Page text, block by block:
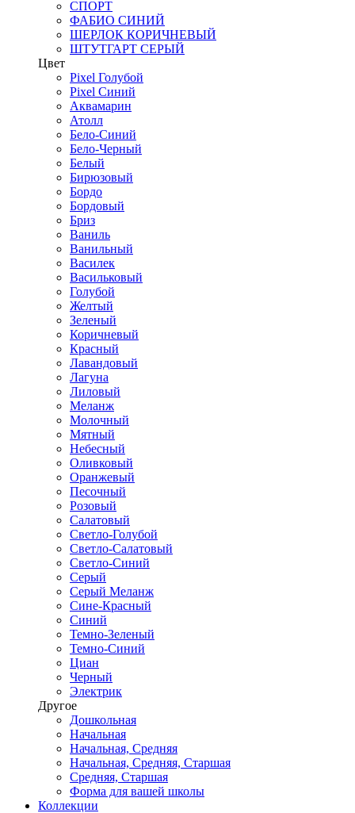
СПОРТ
ФАБИО СИНИЙ
ШЕРЛОК КОРИЧНЕВЫЙ
ШТУТГАРТ СЕРЫЙ
Цвет
Pixel Голубой
Pixel Синий
Аквамарин
Атолл
Бело-Синий
Бело-Черный
Белый
Бирюзовый
Бордо
Бордовый
Бриз
Ваниль
Ванильный
Василек
Васильковый
Голубой
Желтый
Зеленый
Коричневый
Красный
Лавандовый
Лагуна
Лиловый
Меланж
Молочный
Мятный
Небесный
Оливковый
Оранжевый
Песочный
Розовый
Салатовый
Светло-Голубой
Светло-Салатовый
Светло-Синий
Серый
Серый Меланж
Сине-Красный
Синий
Темно-Зеленый
Темно-Синий
Циан
Черный
Электрик
Другое
Дошкольная
Начальная
Начальная, Средняя
Начальная, Средняя, Старшая
Средняя, Старшая
Форма для вашей школы
Коллекции